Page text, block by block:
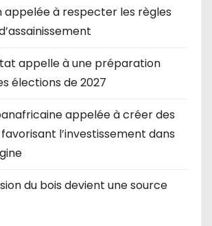
appelée à respecter les règles
appelle à une préparation
élections de 2027
appelée à créer des
l’investissement dans
du bois devient une source